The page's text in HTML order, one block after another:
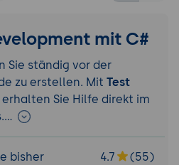
mit C#
Sie ständig vor der
zu erstellen. Mit Test
erhalten Sie Hilfe direkt im
…
bisher 4.7
(55)